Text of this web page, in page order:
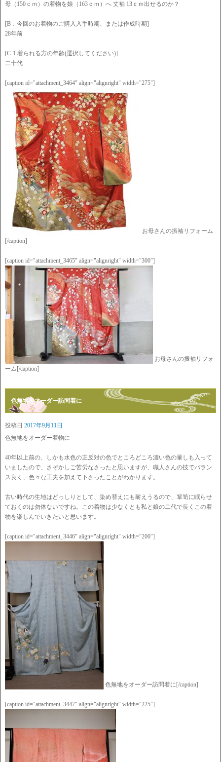
母（150ｃｍ）の着物を娘（163ｃｍ）へ 丈袖 13ｃｍ出せるのか？
[B．今回のお着物のご購入入手時期、または作成時期]
28年前
[C-1.着られる方の年齢(選択してください)]
二十代
[caption id="attachment_3464" align="alignright" width="275"]
お母さんの振袖リフォーム
[/caption]
[caption id="attachment_3465" align="alignright" width="300"]
お母さんの振袖リフォ
ーム[/caption]
色無地をオーダー訪問着に
投稿日 2017年9月11日
色無地をオーダー着物に
40年以上前の、しかも水色の正反対の色でところどころ濃い色の暈しも入って
いましたので、さぞかしご苦労なさったと思いますが、職人さんの技でバラン
ス良く、色々な工夫を加えて下さったことがわかります。
古い時代の生地はどっしりとして、染め替えにも耐えうるので、箪笥に眠らせ
ておくのは勿体ないですね。この着物は少なくとも私と娘の二代で長くこの着
物を楽しんでいきたいと思います。
[caption id="attachment_3446" align="alignright" width="200"]
色無地をオーダー訪問着に[/caption]
[caption id="attachment_3447" align="alignright" width="225"]